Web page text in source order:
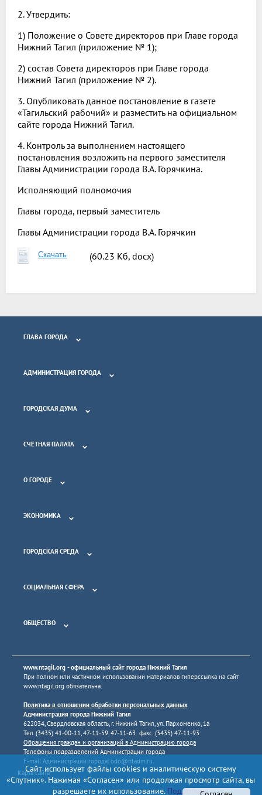
2. Утвердить:
1) Положение о Совете директоров при Главе города
Нижний Тагил (приложение № 1);
2) состав Совета директоров при Главе города
Нижний Тагил (приложение № 2).
3. Опубликовать данное постановление в газете
«Тагильский рабочий» и разместить на официальном
сайте города Нижний Тагил.
4. Контроль за выполнением настоящего
постановления возложить на первого заместителя
Главы Администрации города В.А. Горячкина.
Исполняющий полномочия
Главы города, первый заместитель
Главы Администрации города В.А. Горячкин
Скачать (60.23 Кб, docx)
ГЛАВА ГОРОДА
АДМИНИСТРАЦИЯ ГОРОДА
ГОРОДСКАЯ ДУМА
СЧЕТНАЯ ПАЛАТА
О ГОРОДЕ
ЭКОНОМИКА
ГОРОДСКАЯ СРЕДА
СОЦИАЛЬНАЯ СФЕРА
ОБЩЕСТВО
www.ntagil.org - официальный сайт города Нижний Тагил
При полном или частичном использовании материалов гиперссылка на сайт
www.ntagil.org обязательна.
Политика в отношении обработки персональных данных
Администрация города Нижний Тагил
622034, Свердловская область, г. Нижний Тагил, ул. Пархоменко, 1а
Тел. (3435) 41-00-11, 47-11-59, 47-11-63 факс: (3435) 47-11-93
Обращения граждан и организаций в Администрацию города
Телефоны подразделений Администрации города
E-mail Администрации города: odo@ntadm.ru
Карта сайта
Сайт использует файлы cookies и аналитическую систему
«Спутник». Нажимая «Согласен» или продолжая просмотр сайта, вы
разрешаете их использование.Подробнее